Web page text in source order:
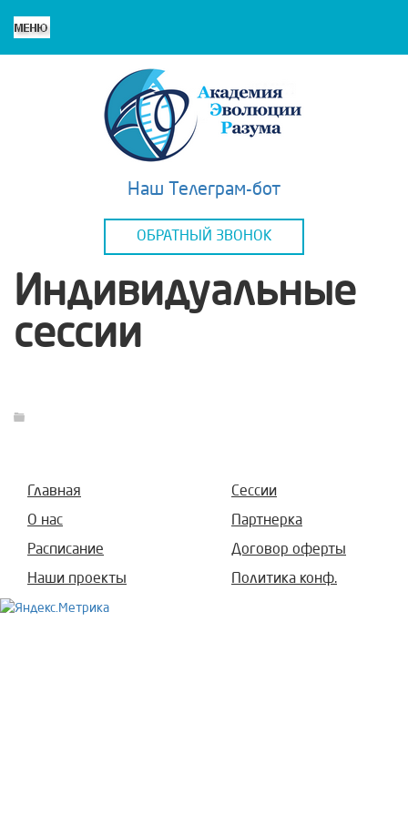
Наш Телеграм-бот
ОБРАТНЫЙ ЗВОНОК
Индивидуальные
сессии
Главная
О нас
Расписание
Наши проекты
Сессии
Партнерка
Договор оферты
Политика конф.